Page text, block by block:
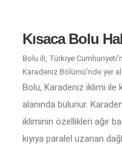
Kısaca Bolu
Bolu ili, Türkiye
Karadeniz Bölümü'nde yer
Bolu, Karadeniz iklimi ile
alanında bulunur.
ikliminin özellikleri ağır
kıyıya paralel uzanan